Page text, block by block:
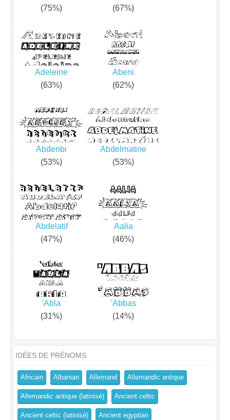
(75%)
(67%)
Adeleine
(63%)
Abeni
(62%)
Abdenbi
(53%)
Abdelmatine
(53%)
Abdelatif
(47%)
Aalia
(46%)
'Abla
(31%)
'Abbas
(14%)
IDÉES DE PRÉNOMS
Africain Albanian Allemand Allemandic antique
Allemandic antique (latinisé) Ancient celtic
Ancient celtic (latinisé) Ancient egyptian